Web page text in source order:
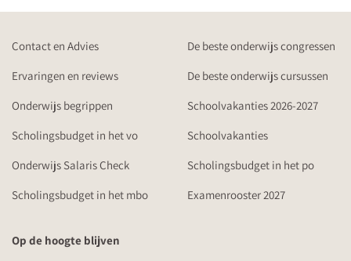
Contact en Advies
De beste onderwijs congressen
Ervaringen en reviews
De beste onderwijs cursussen
Onderwijs begrippen
Schoolvakanties 2026-2027
Scholingsbudget in het vo
Schoolvakanties
Onderwijs Salaris Check
Scholingsbudget in het po
Scholingsbudget in het mbo
Examenrooster 2027
Op de hoogte blijven